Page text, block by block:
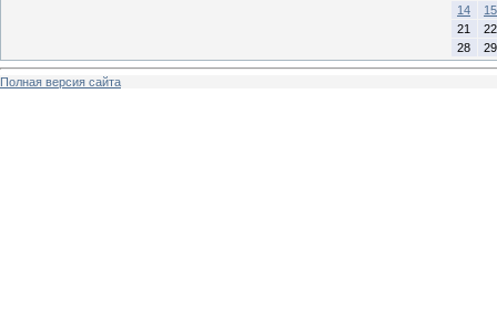
14
15
21
22
28
29
Полная версия сайта